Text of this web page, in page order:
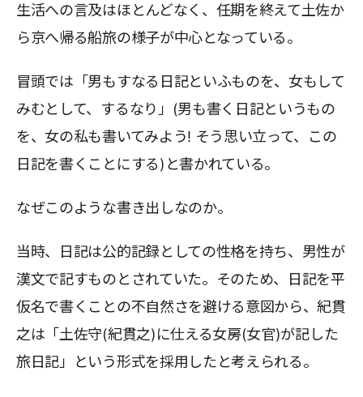
生活への言及はほとんどなく、任期を終えて土佐か
ら京へ帰る船旅の様子が中心となっている。
冒頭では「男もすなる日記といふものを、女もして
みむとして、するなり」(男も書く日記というもの
を、女の私も書いてみよう! そう思い立って、この
日記を書くことにする)と書かれている。
なぜこのような書き出しなのか。
当時、日記は公的記録としての性格を持ち、男性が
漢文で記すものとされていた。そのため、日記を平
仮名で書くことの不自然さを避ける意図から、紀貫
之は「土佐守(紀貫之)に仕える女房(女官)が記した
旅日記」という形式を採用したと考えられる。